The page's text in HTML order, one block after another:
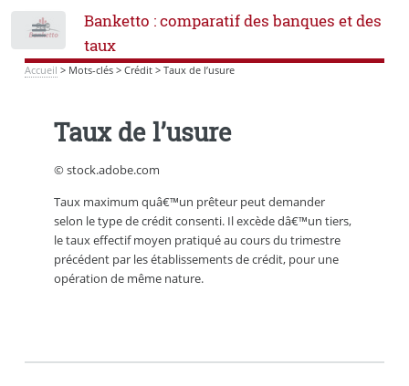
Banketto : comparatif des banques et des
taux
Accueil > Mots-clés> Crédit> Taux de l’usure
Taux de l’usure
© stock.adobe.com
Taux maximum quâ€™un prêteur peut demander
selon le type de crédit consenti. Il excède dâ€™un tiers,
le taux effectif moyen pratiqué au cours du trimestre
précédent par les établissements de crédit, pour une
opération de même nature.